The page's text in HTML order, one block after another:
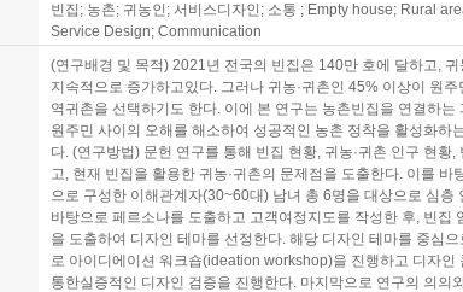
빈집; 농촌; 귀농인; 서비스디자인; 소통 ; Empty house; Rural
Service Design; Communication
(연구배경 및 목적) 2021년 전국의 빈집은 140만 호에 달하고,
지속적으로 증가하고있다. 그러나 귀농·귀촌인 45% 이상이 원
역귀촌을 선택하기도 한다. 이에 본 연구는 농촌빈집을 연결하는
원주민 사이의 오해를 해소하여 성공적인 농촌 정착을 활성화하
다. (연구방법) 문헌 연구를 통해 빈집 현황, 귀농·귀촌 인구 현황
고, 현재 빈집을 활용한 귀농·귀촌의 문제점을 도출한다. 이를 바
으로 구성한 이해관계자(30~60대) 남녀 총 6명을 대상으로 심층
바탕으로 페르소나를 도출하고 고객여정지도를 작성한 후, 빈집
을 도출하여 디자인 테마를 선정한다. 해당 디자인 테마를 중심
로 아이디에이션 워크숍(ideation workshop)을 진행하고 디자인
통한실증적인 디자인 검증을 진행한다. 마지막으로 연구의 의의